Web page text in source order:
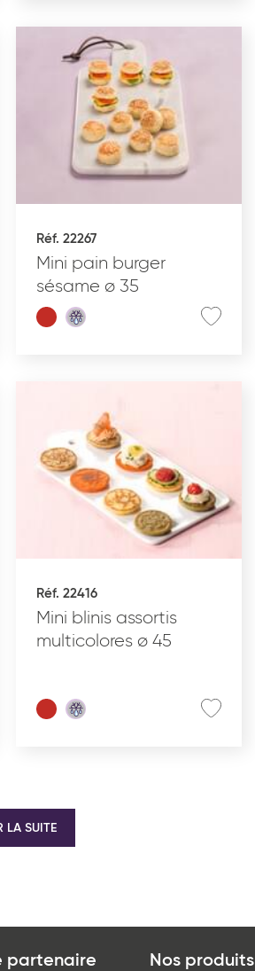
surgelé
Réf. 22267
Mini pain burger
sésame ø 35
Réf. 22416
Mini blinis assortis
multicolores ø 45
LA SUITE
partenaire Nos produits